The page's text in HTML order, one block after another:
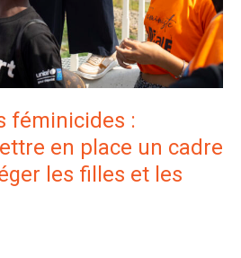
féminicides :
en place un cadre
les filles et les